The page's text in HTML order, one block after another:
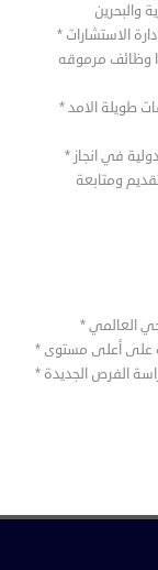
* يقوم على ادارتها مجموعه من الخبراء ويضم مجلس ادارة الاستشارات
وظائف مرموقه
* قاعده مختاره ومتميزه من العملاء تربطها بهم علاقات طويلة الامد
* المرونة والافق الواسع لمواكبة المتغيرات المحلية والدولية في انجاز
ومتابعة
* الابتكار في تقديم خدمات وحلول مبتكرة لعملاءنا ودراسة الفرص الجديدة